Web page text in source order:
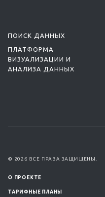
ПОИСК ДАННЫХ
ПЛАТФОРМА
ВИЗУАЛИЗАЦИИ И
АНАЛИЗА ДАННЫХ
© 2026 ВСЕ ПРАВА ЗАЩИЩЕНЫ.
О ПРОЕКТЕ
ТАРИФНЫЕ ПЛАНЫ